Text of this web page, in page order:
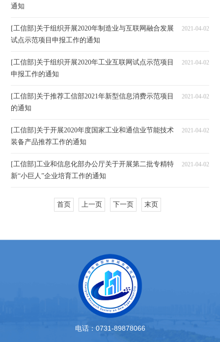
通知
[工信部]关于组织开展2020年制造业与互联网融合发展
试点示范项目申报工作的通知
2021-04-02
[工信部]关于组织开展2020年工业互联网试点示范项目
申报工作的通知
2021-04-02
[工信部]关于推荐工信部2021年新型信息消费示范项目
的通知
2021-04-02
[工信部]关于开展2020年度国家工业和通信业节能技术
装备产品推荐工作的通知
2021-04-02
[工信部]工业和信息化部办公厅关于开展第二批专精特
新“小巨人”企业培育工作的通知
2021-04-02
首页 上一页 下一页 末页
电话：0731-89878066